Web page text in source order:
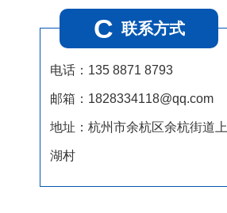
C 联系方式
电话：135 8871 8793
邮箱：1828334118@qq.com
地址：杭州市余杭区余杭街道上
湖村